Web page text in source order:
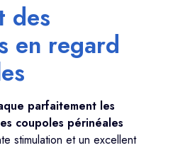
des
en regard
parfaitement les
coupoles périnéales
stimulation et un excellent